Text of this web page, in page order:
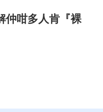
仲咁多人肯『裸